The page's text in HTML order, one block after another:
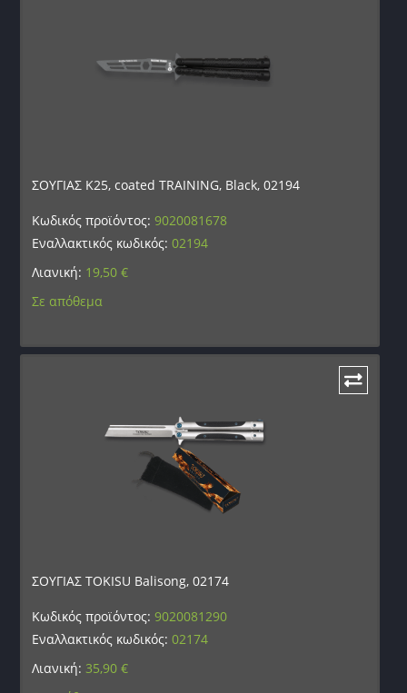
ΣΟΥΓΙΑΣ K25, coated TRAINING, Black, 02194
Κωδικός προϊόντος:9020081678
Εναλλακτικός κωδικός:02194
Λιανική: 19,50€
Σε απόθεμα
ΣΟΥΓΙΑΣ TOKISU Balisong, 02174
Κωδικός προϊόντος:9020081290
Εναλλακτικός κωδικός:02174
Λιανική: 35,90€